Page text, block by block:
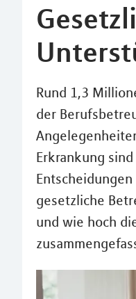
Rund 1,3
der
Erkrankung
gesetzliche
und wie hoch